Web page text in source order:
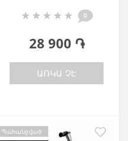
0
28 900 ֏
ԱՌԿԱ ՉԷ
Պահանջված